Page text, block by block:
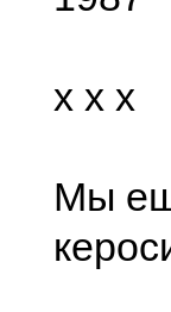
x x x
Мы